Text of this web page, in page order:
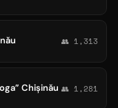
👥 1,313
Chișinău 👥 1,281